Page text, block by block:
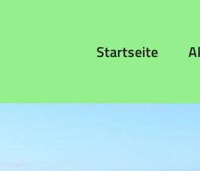
Startseite